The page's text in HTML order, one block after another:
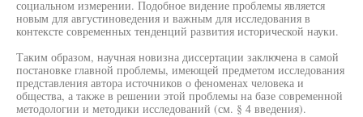
социальном измерении. Подобное видение проблемы является
новым для августиноведения и важным для исследования в
контексте современных тенденций развития исторической науки.
Таким образом, научная новизна диссертации заключена в самой
постановке главной проблемы, имеющей предметом исследования
представления автора источников о феноменах человека и
общества, а также в решении этой проблемы на базе современной
методологии и методики исследований (см. § 4 введения).